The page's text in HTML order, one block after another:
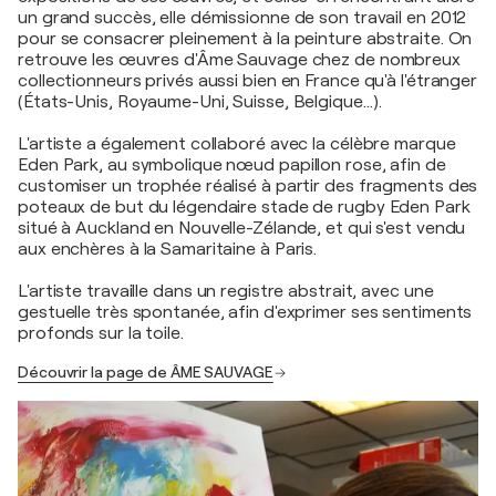
un grand succès, elle démissionne de son travail en 2012
pour se consacrer pleinement à la peinture abstraite. On
retrouve les œuvres d'Âme Sauvage chez de nombreux
collectionneurs privés aussi bien en France qu'à l'étranger
(États-Unis, Royaume-Uni, Suisse, Belgique…).
L'artiste a également collaboré avec la célèbre marque
Eden Park, au symbolique nœud papillon rose, afin de
customiser un trophée réalisé à partir des fragments des
poteaux de but du légendaire stade de rugby Eden Park
situé à Auckland en Nouvelle-Zélande, et qui s'est vendu
aux enchères à la Samaritaine à Paris.
L'artiste travaille dans un registre abstrait, avec une
gestuelle très spontanée, afin d'exprimer ses sentiments
profonds sur la toile.
Découvrir la page de ÂME SAUVAGE